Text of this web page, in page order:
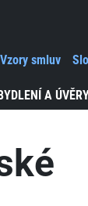
BYDLENÍ A
Vzory smluv